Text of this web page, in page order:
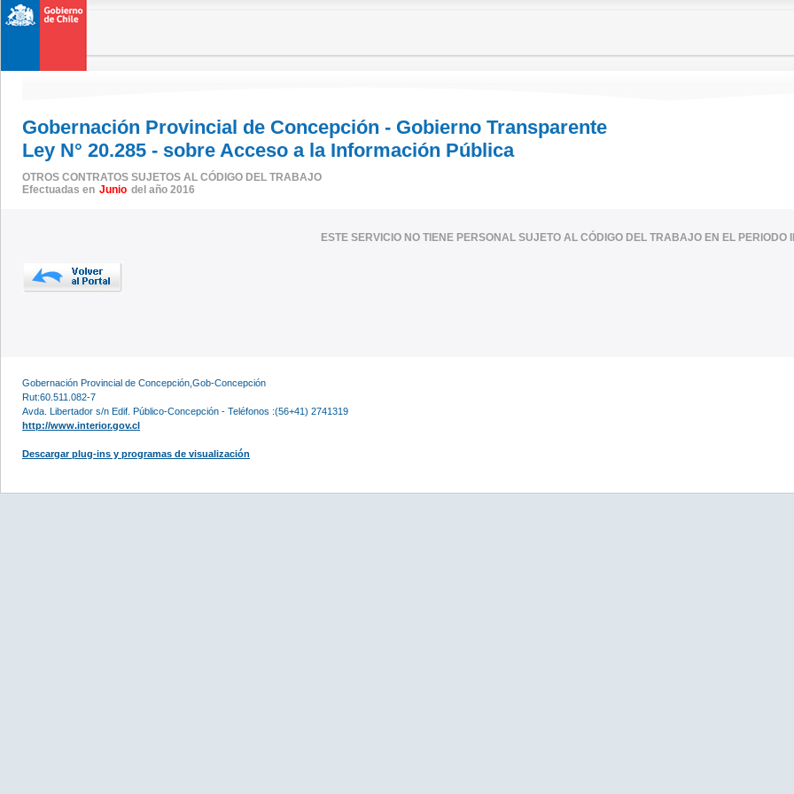
Gobernación Provincial de Concepción - Gobierno Transparente
Ley N° 20.285 - sobre Acceso a la Información Pública
OTROS CONTRATOS SUJETOS AL CÓDIGO DEL TRABAJO
Efectuadas en Junio del año 2016
ESTE SERVICIO NO TIENE PERSONAL SUJETO AL CÓDIGO DEL TRABAJO EN EL PERIODO
Gobernación Provincial de Concepción,Gob-Concepción
Rut:60.511.082-7
Avda. Libertador s/n Edif. Público-Concepción - Teléfonos :(56+41) 2741319
http://www.interior.gov.cl
Descargar plug-ins y programas de visualización